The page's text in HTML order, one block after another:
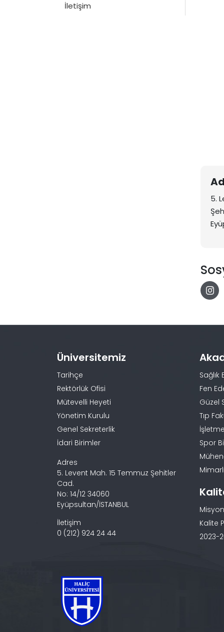
İletişim
5.
Üniversitemiz
Tarihçe
Rektörlük Ofisi
Mütevelli Heyeti
Yönetim Kurulu
Genel Sekreterlik
İdari Birimler
Adres
5. Levent Mah. 15 Temmuz Şehitler
Cad.
No: 14/12 34060
Eyüpsultan/İSTANBUL
İletişim
0 (212) 924 24 44
Fen
Güzel
Tıp
Spor
Kalite
2023-